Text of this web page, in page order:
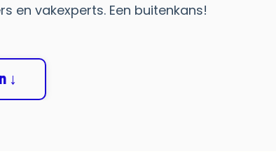
en vakexperts. Een buitenkans!
↓